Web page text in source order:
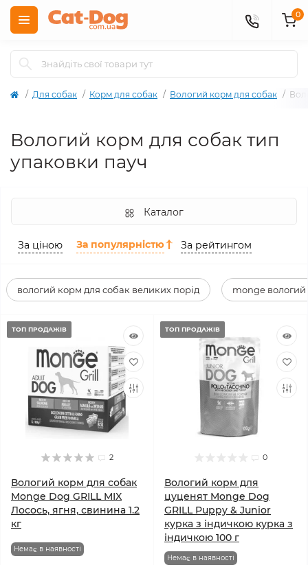
0
Для собак Корм для собак Вологий корм для собак
Вологий корм для собак тип
упаковки пауч
Каталог
За ціною За популярністю За рейтингом
вологий корм для собак великих порід monge
ТОП ПРОДАЖІВ
2
Вологий корм для собак
Monge Dog GRILL MIX
Лосось, ягня, свинина 1.2
кг
Немає в наявності
ТОП ПРОДАЖІВ
0
Вологий корм для
цуценят Monge Dog
GRILL Puppy & Junior
курка з індичкою курка з
індичкою 100 г
Немає в наявності